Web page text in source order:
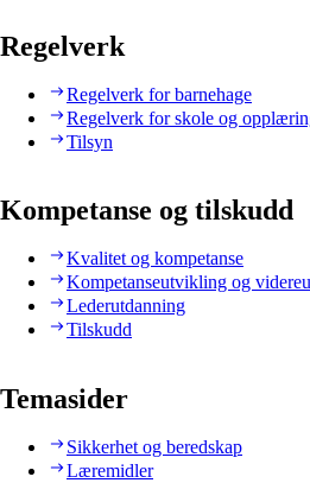
Regelverk
Regelverk for barnehage
Regelverk for skole og
Tilsyn
Kompetanse og tilskudd
Kvalitet og kompetanse
Kompetanseutvikling og
Lederutdanning
Tilskudd
Temasider
Sikkerhet og beredskap
Læremidler